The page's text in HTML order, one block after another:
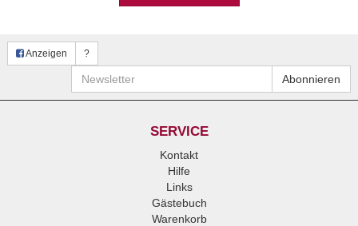
Anzeigen ?
Newsletter Abonnieren
SERVICE
Kontakt
Hilfe
Links
Gästebuch
Warenkorb